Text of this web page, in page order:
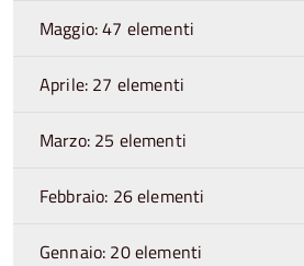
Maggio: 47 elementi
Aprile: 27 elementi
Marzo: 25 elementi
Febbraio: 26 elementi
Gennaio: 20 elementi